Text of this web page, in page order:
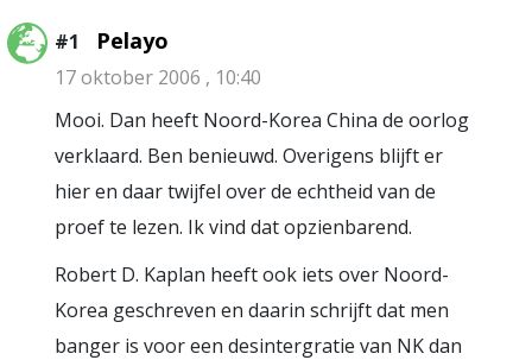
#1 Pelayo
17 oktober 2006 , 10:40
Mooi. Dan heeft Noord-Korea China de oorlog
verklaard. Ben benieuwd. Overigens blijft er
hier en daar twijfel over de echtheid van de
proef te lezen. Ik vind dat opzienbarend.
Robert D. Kaplan heeft ook iets over Noord-
Korea geschreven en daarin schrijft dat men
banger is voor een desintergratie van NK dan